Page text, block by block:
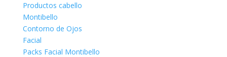
Productos cabello
Montibello
Contorno de Ojos
Facial
Packs Facial Montibello